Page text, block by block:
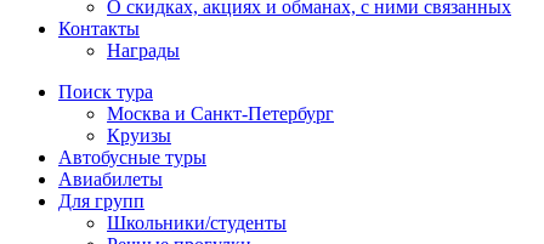
О скидках, акциях и обманах, с ними связанных
Контакты
Награды
Поиск тура
Москва и Санкт-Петербург
Круизы
Автобусные туры
Авиабилеты
Для групп
Школьники/студенты